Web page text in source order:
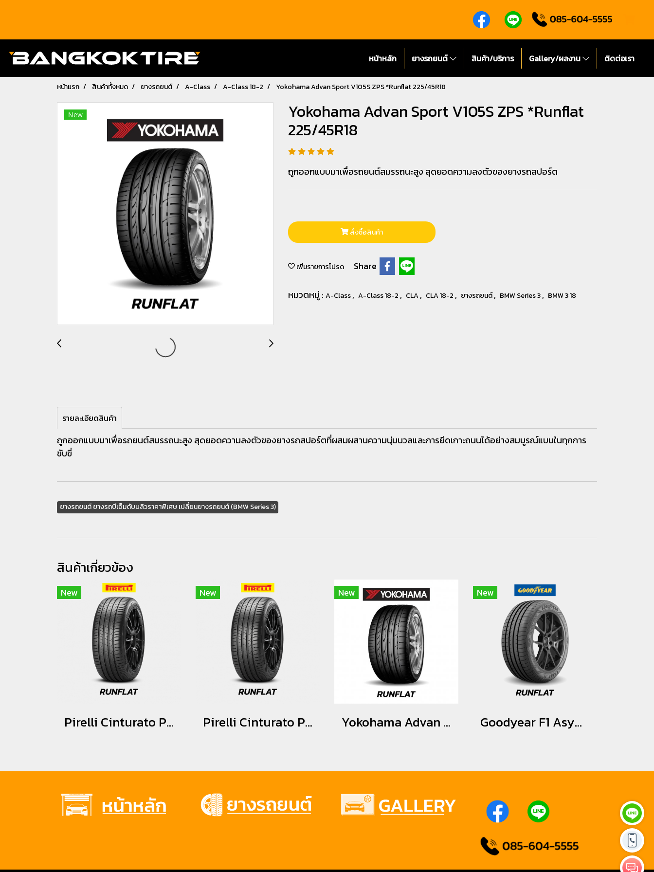
หน้าหลัก ยางรถยนต์ สินค้า/บริการ Gallery/ผลงาน ติดต่อเรา
หน้าแรก สินค้าทั้งหมด ยางรถยนต์ A-Class A-Class 18-2 Yokohama Advan Sport V105S ZPS *Runflat 225/45R18
New Yokohama Advan Sport V105S ZPS *Runflat
225/45R18
ถูกออกแบบมาเพื่อรถยนต์สมรรถนะสูง สุดยอดความลงตัวของยางรถสปอร์ต
สั่งซื้อสินค้า
เพิ่มรายการโปรด Share
หมวดหมู่ : A-Class, A-Class 18-2 , CLA , CLA 18-2 , ยางรถยนต์, BMW Series 3, BMW 3 18
รายละเอียดสินค้า
ถูกออกแบบมาเพื่อรถยนต์สมรรถนะสูง สุดยอดความลงตัวของยางรถสปอร์ตที่ผสมผสานความนุ่มนวลและการยึดเกาะถนนได้อย่างสมบูรณ์แบบในทุกการ
ขับขี่
ยางรถยนต์ ยางรถบีเอ็มดับบลิวราคาพิเศษ เปลี่ยนยางรถยนต์ (BMW Series 3)
สินค้าเกี่ยวข้อง
New
Pirelli Cinturato P7 *Runflat *MOE 225/45R18
New
Pirelli Cinturato P7 *Runflat *MOE 255/40R18
New
Yokohama Advan Sport V105S ZPS *Runflat 255/40R18
New
Goodyear F1 Asymmetric 3 *Star *RSC *Runflat 255/35R19